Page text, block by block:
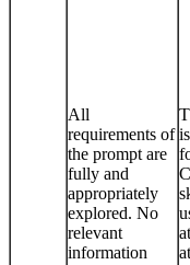
All
requirements of
the prompt are
fully and
appropriately
explored. No
relevant
information